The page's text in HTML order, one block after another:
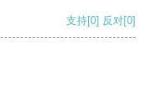
支持[0] 反对[0]